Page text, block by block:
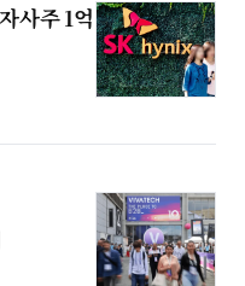
사주 1억